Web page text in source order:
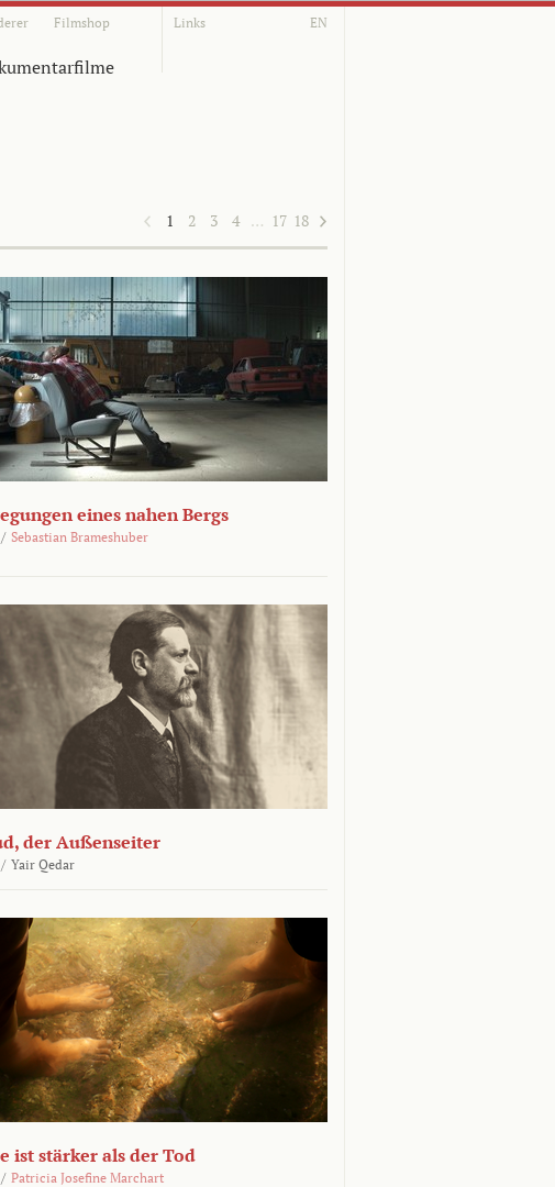
Filmshop Links EN
1 2 3 4 … 17 18
eines nahen Bergs
/ Sebastian Brameshuber
der Außenseiter
/ Yair Qedar
ist stärker als der Tod
/ Patricia Josefine Marchart